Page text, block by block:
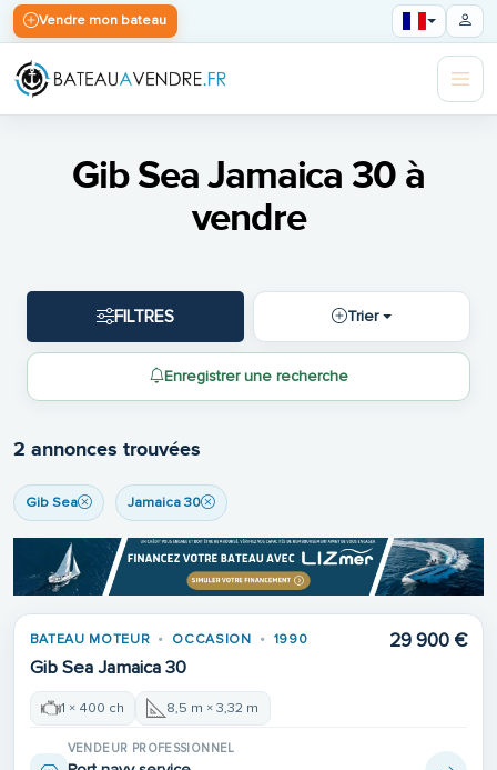
Vendre mon bateau
Gib Sea Jamaica 30 à
vendre
FILTRES Trier
Enregistrer une recherche
2 annonces trouvées
Gib Sea Jamaica 30
BATEAU MOTEUR OCCASION 1990
Gib Sea Jamaica 30
29 900 €
1 × 400 ch 8,5 m × 3,32 m
VENDEUR PROFESSIONNEL